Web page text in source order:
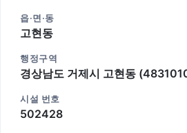
읍·면·동
고현동
행정구역
경상남도 거제시 고현동
시설 번호
502428